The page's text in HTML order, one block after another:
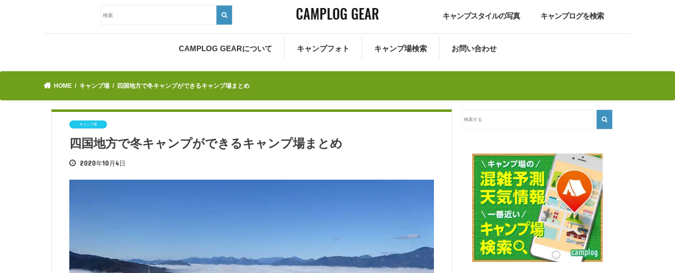
キャンプスタイルの写真 キャンプログを検索
CAMPLOG GEARについて キャンプフォト キャンプ場検索 お問い合わせ
HOME キャンプ場 四国地方で冬キャンプができるキャンプ場まとめ
キャンプ場
四国地方で冬キャンプができるキャンプ場まとめ
2020年10月4日